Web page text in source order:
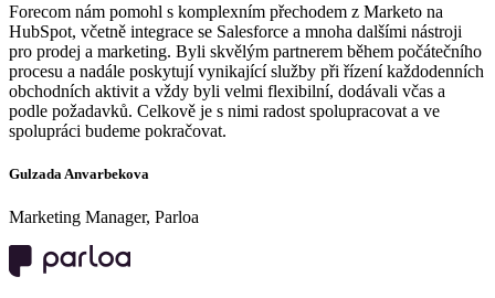
Forecom nám pomohl s komplexním přechodem z Marketo na
HubSpot, včetně integrace se Salesforce a mnoha dalšími nástroji
pro prodej a marketing. Byli skvělým partnerem během počátečního
procesu a nadále poskytují vynikající služby při řízení každodenních
obchodních aktivit a vždy byli velmi flexibilní, dodávali včas a
podle požadavků. Celkově je s nimi radost spolupracovat a ve
spolupráci budeme pokračovat.
Gulzada Anvarbekova
Marketing Manager, Parloa